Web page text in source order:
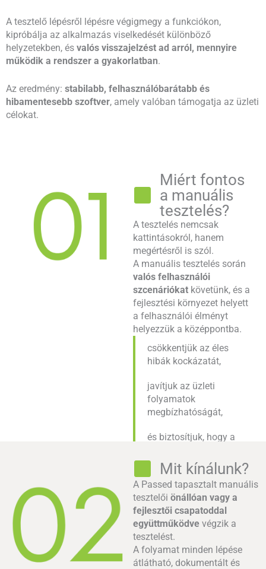
A tesztelő lépésről lépésre végigmegy a funkciókon,
kipróbálja az alkalmazás viselkedését különböző
helyzetekben, és valós visszajelzést ad arról, mennyire
működik a rendszer a gyakorlatban.
Az eredmény: stabilabb, felhasználóbarátabb és
hibamentesebb szoftver, amely valóban támogatja az üzleti
célokat.
Miért fontos
a manuális
tesztelés?
A tesztelés nemcsak
kattintásokról, hanem
megértésről is szól.
A manuális tesztelés során
valós felhasználói
szcenáriókat követünk, és a
fejlesztési környezet helyett
a felhasználói élményt
helyezzük a középpontba.
csökkentjük az éles
hibák kockázatát,
javítjuk az üzleti
folyamatok
megbízhatóságát,
és biztosítjuk, hogy a
nyújtsa, amit az
ügyfeleid elvárnak.
Mit kínálunk?
A Passed tapasztalt manuális
tesztelői önállóan vagy a
fejlesztői csapatoddal
együttműködve végzik a
tesztelést.
A folyamat minden lépése
átlátható, dokumentált és